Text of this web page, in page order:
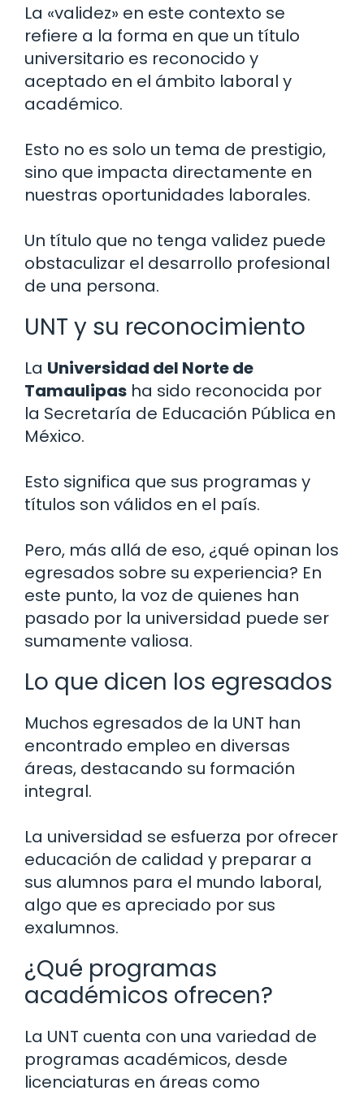
La «validez» en este contexto se
refiere a la forma en que un título
universitario es reconocido y
aceptado en el ámbito laboral y
académico.
Esto no es solo un tema de prestigio,
sino que impacta directamente en
nuestras oportunidades laborales.
Un título que no tenga validez puede
obstaculizar el desarrollo profesional
de una persona.
UNT y su reconocimiento
La Universidad del Norte de
Tamaulipas ha sido reconocida por
la Secretaría de Educación Pública en
México.
Esto significa que sus programas y
títulos son válidos en el país.
Pero, más allá de eso, ¿qué opinan los
egresados sobre su experiencia? En
este punto, la voz de quienes han
pasado por la universidad puede ser
sumamente valiosa.
Lo que dicen los egresados
Muchos egresados de la UNT han
encontrado empleo en diversas
áreas, destacando su formación
integral.
La universidad se esfuerza por ofrecer
educación de calidad y preparar a
sus alumnos para el mundo laboral,
algo que es apreciado por sus
exalumnos.
¿Qué programas
académicos ofrecen?
La UNT cuenta con una variedad de
programas académicos, desde
licenciaturas en áreas como